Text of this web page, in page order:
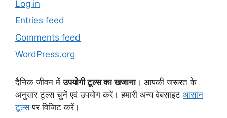
Log in
Entries feed
Comments feed
WordPress.org
दैनिक जीवन मेंउपयोगी टूल्स का खजाना। आपकी जरूरत के
अनुसार टूल्स चुनें एवं उपयोग करें। हमारी अन्य वेबसाइट आसान
टूल्सपर विजिट करें।